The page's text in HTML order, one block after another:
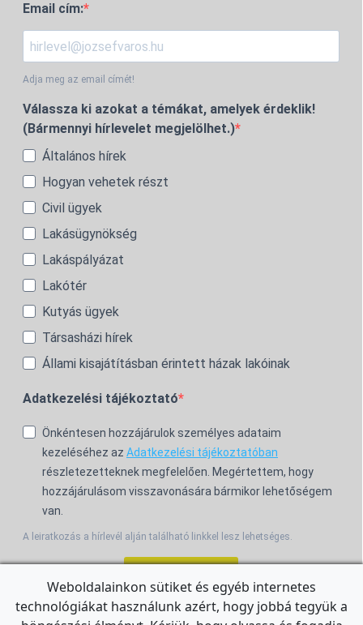
Email cím:
Adja meg az email címét!
Válassza ki azokat a témákat, amelyek érdeklik!
(Bármennyi hírlevelet megjelölhet.)
Általános hírek
Hogyan vehetek részt
Civil ügyek
Lakásügynökség
Lakáspályázat
Lakótér
Kutyás ügyek
Társasházi hírek
Állami kisajátításban érintett házak lakóinak
Adatkezelési tájékoztató
Önkéntesen hozzájárulok személyes adataim
kezeléséhez az Adatkezelési tájékoztatóban
részletezetteknek megfelelően. Megértettem, hogy
hozzájárulásom visszavonására bármikor lehetőségem
van.
A leiratkozás a hírlevél alján található linkkel lesz lehetséges.
For the English Newsletter, clickHERE.
Weboldalainkon sütiket és egyéb internetes
technológiákat használunk azért, hogy jobbá tegyük a